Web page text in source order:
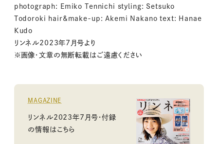
photograph: Emiko Tennichi styling: Setsuko
Todoroki hair&make-up: Akemi Nakano text: Hanae
Kudo
リンネル2023年7月号より
※画像・文章の無断転載はご遠慮ください
MAGAZINE
リンネル2023年7月号・付録
の情報はこちら